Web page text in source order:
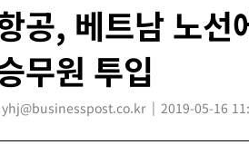
공, 베트남 노선
무원 투입
yhj@businesspost.co.kr 2019-05-16